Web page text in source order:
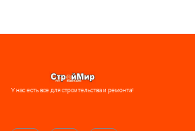
У нас есть все для строительства и ремонта!